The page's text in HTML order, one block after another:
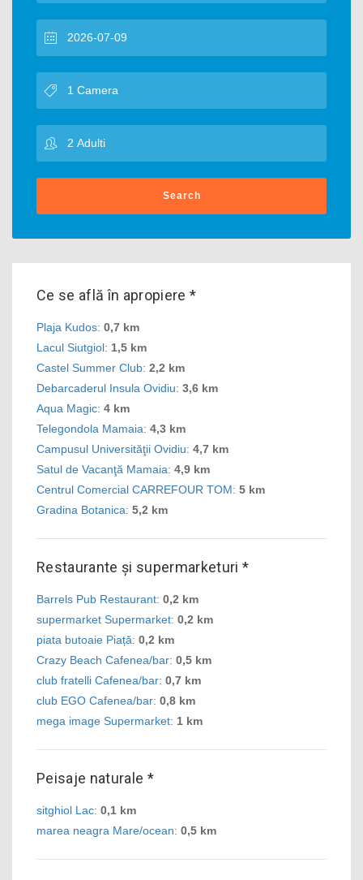
Search
Ce se află în apropiere *
Plaja Kudos: 0,7 km
Lacul Siutgiol: 1,5 km
Castel Summer Club: 2,2 km
Debarcaderul Insula Ovidiu: 3,6 km
Aqua Magic: 4 km
Telegondola Mamaia: 4,3 km
Campusul Universităţii Ovidiu: 4,7 km
Satul de Vacanţă Mamaia: 4,9 km
Centrul Comercial CARREFOUR TOM: 5 km
Gradina Botanica: 5,2 km
Restaurante și supermarketuri *
Barrels Pub Restaurant: 0,2 km
supermarket Supermarket: 0,2 km
piata butoaie Piață: 0,2 km
Crazy Beach Cafenea/bar: 0,5 km
club fratelli Cafenea/bar: 0,7 km
club EGO Cafenea/bar: 0,8 km
mega image Supermarket: 1 km
Peisaje naturale *
sitghiol Lac: 0,1 km
marea neagra Mare/ocean: 0,5 km